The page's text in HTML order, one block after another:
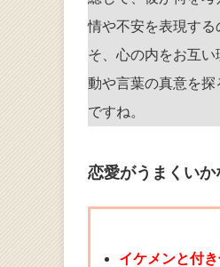
情や不安を表現す
そ、心の内をお互
動や言葉の真意を
ですね。
恋愛がうまくい
イケメンと付